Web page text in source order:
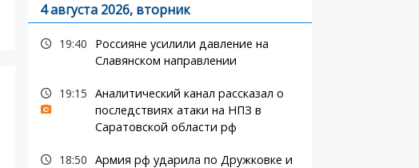
4 августа 2026, вторник
19:40
Россияне усилили давление на
Славянском направлении
19:15 Аналитический канал рассказал о
последствиях атаки на НПЗ в
Саратовской области рф
18:50 Армия рф ударила по Дружковке и